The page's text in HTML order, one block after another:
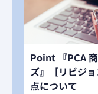
Point 『PCA
ズ』［リビジ
点について